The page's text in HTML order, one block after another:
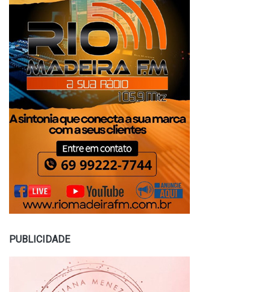
PUBLICIDADE